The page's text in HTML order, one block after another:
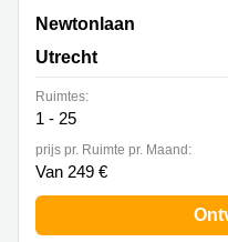
Newtonlaan 115,ZEN
Newtonlaan
Utrecht
Ruimtes:
1 - 25
prijs pr. Ruimte pr. Maand:
Van 249 €